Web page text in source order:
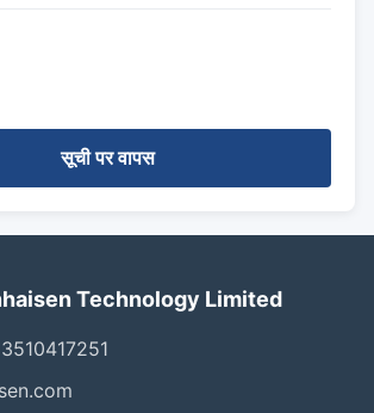
लाखो में प्रोटोटाइप
¢ एक ही प्रक्रिया,
मात्रा में (> 50k-
सूची पर वापस
Technology Limited